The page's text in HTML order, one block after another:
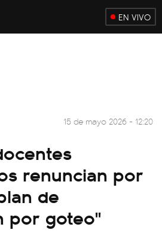
EN VIVO
15 de mayo 2026 - 12:20
renuncian por
de
por goteo"